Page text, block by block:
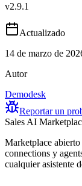
v2.9.1
Actualizado
14 de marzo de
Autor
Demodesk
Reportar un
Sales AI
Marketplace
connections y
cualquier asistente